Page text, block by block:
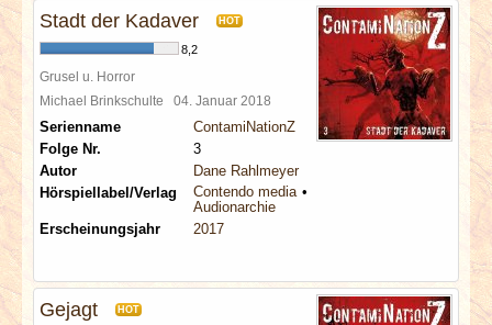
Stadt der Kadaver HOT
8,2
Grusel u. Horror
Michael Brinkschulte 04. Januar 2018
Serienname
ContamiNationZ
Folge Nr.
3
Autor
Dane Rahlmeyer
Hörspiellabel/Verlag
Contendo media
Audionarchie
Erscheinungsjahr
2017
Gejagt HOT